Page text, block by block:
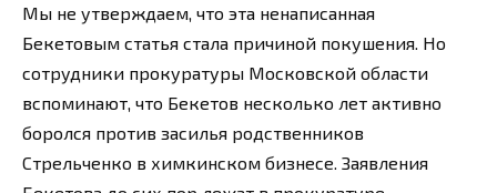
Мы не утверждаем, что эта ненаписанная
Бекетовым статья стала причиной покушения. Но
сотрудники прокуратуры Московской области
вспоминают, что Бекетов несколько лет активно
боролся против засилья родственников
Стрельченко в химкинском бизнесе. Заявления